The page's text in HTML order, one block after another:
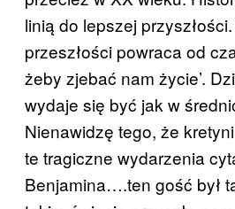
linią do lepszej
przeszłości powraca od
żeby zjebać nam życie’.
wydaje się być jak w
Nienawidzę tego, że
te tragiczne wydarzenia
Benjamina….ten gość był